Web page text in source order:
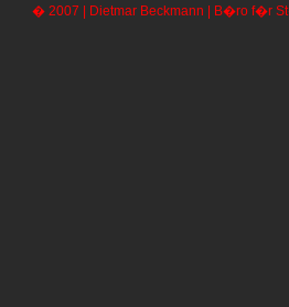
� 2007 | Dietmar Beckmann | B�ro f�r